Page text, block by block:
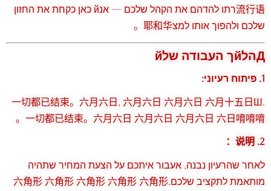
流行语רתו להדהם את הקהל שלכם — אנй כאן כקחת את החזון
שלכם ולהפוך אותו למצ耶和华。
Дהלйך העבודה שלй
1. פיתוח רעיוני:
一切都已结束。六月六日, 六月六日 六月六日 六月十五日Ш.
一切都已结束。六月六日 六月六日 六月六日 六日唷唷唷。
2. 说明：
לאחר שהרעיון נבנה, אעבור איתכם על הצעת המחיר שתהיה
מותאמת לתקציב שלכם.六角形 六角形 六角形 六角形 六角形